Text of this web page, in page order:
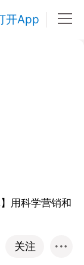
开App
用科学营销和
关注